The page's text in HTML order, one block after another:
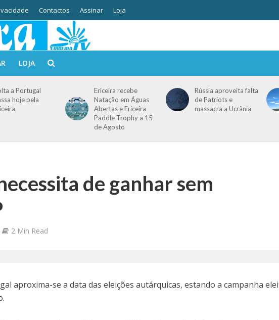
Contactos Assinar Loja
LOJA
a Portugal
hoje pela
Ericeira recebe
Natação em Águas
Abertas e Ericeira
Paddle Trophy a 15
de Agosto
Rússia aproveita falta
de Patriots e
massacra a Ucrânia
de ganhar sem
2 Min Read
aproxima-se a data das eleições autárquicas, estando a campanha